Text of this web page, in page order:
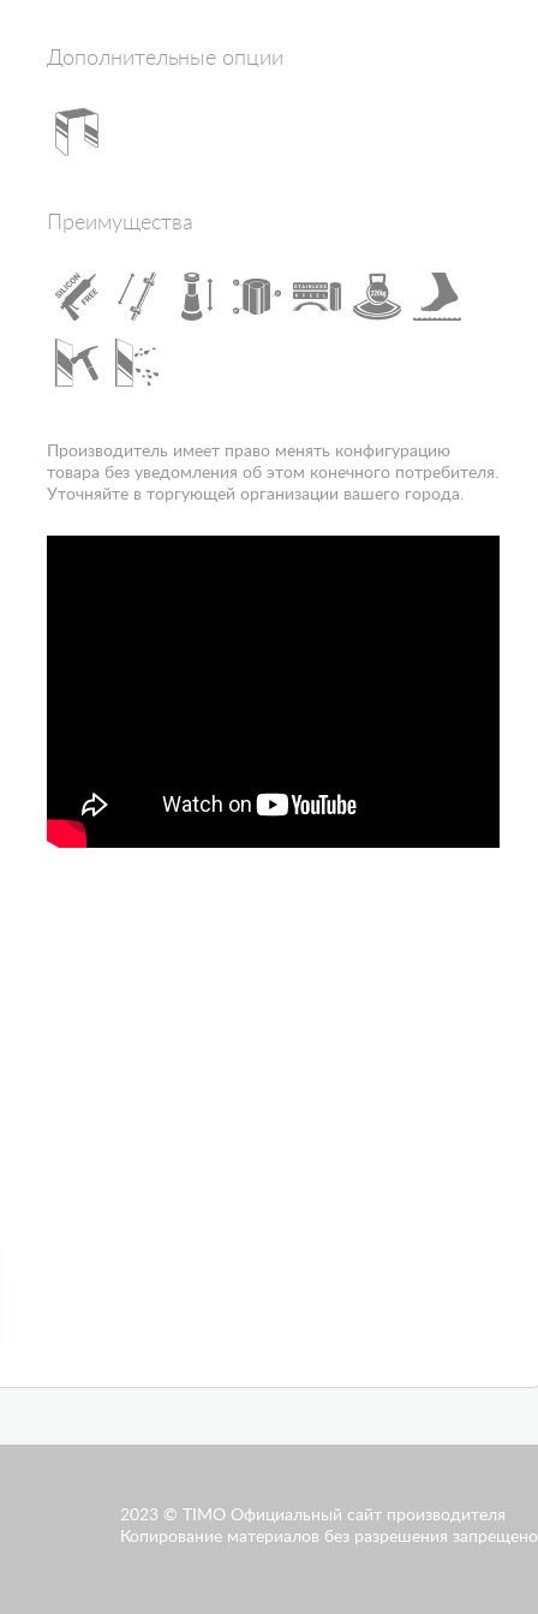
Количество секций дверей
Электропитание, В
Конструкция дверей
Ориентация
Расположение
пристенно-боковое
Вход
спереди
Дополнительные опции
Преимущества
Производитель имеет право менять конфигурацию
товара без уведомления об этом конечного потребителя.
Уточняйте в торгующей организации вашего города.
2023 © TIMO Официальный сайт производителя
Копирование материалов без разрешения запрещено